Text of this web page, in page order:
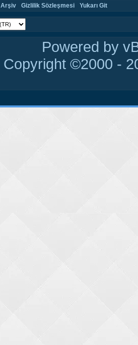
Arşiv Gizlilik Sözleşmesi Yukarı Git
Powered by
Copyright ©2000 -